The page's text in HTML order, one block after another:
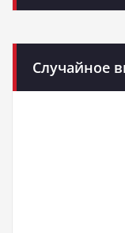
Случайное